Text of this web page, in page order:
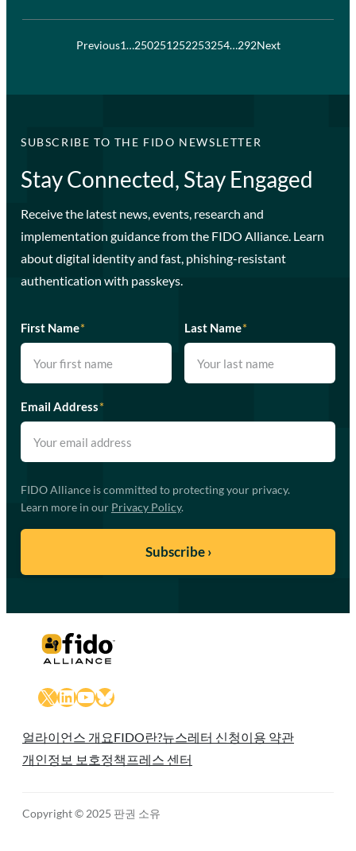
Previous1…250251252253254…292Next
SUBSCRIBE TO THE FIDO NEWSLETTER
Stay Connected, Stay Engaged
Receive the latest news, events, research and
implementation guidance from the FIDO Alliance. Learn
about digital identity and fast, phishing-resistant
authentication with passkeys.
First Name* Last Name*
Email Address*
FIDO Alliance is committed to protecting your privacy.
Learn more in our Privacy Policy.
X LinkedIn
YouTube
Bluesky
얼라이언스 개요FIDO란?뉴스레터 신청이용 약관
개인정보 보호정책 프레스 센터
Copyright © 2025 판권 소유